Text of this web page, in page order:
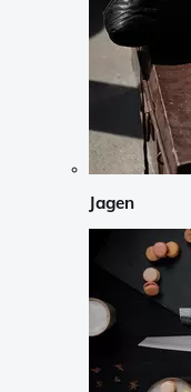
Jagen